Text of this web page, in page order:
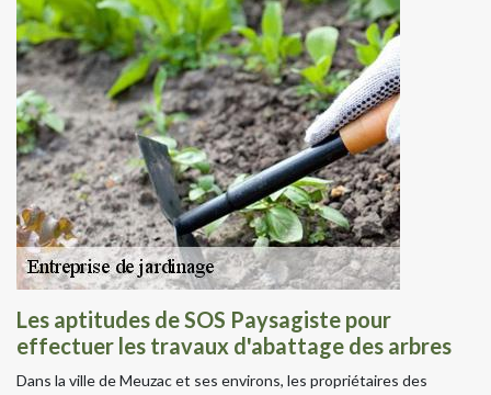
Les aptitudes de SOS Paysagiste pour
effectuer les travaux d'abattage des arbres
Dans la ville de Meuzac et ses environs, les propriétaires des